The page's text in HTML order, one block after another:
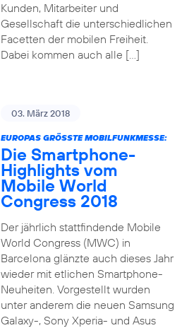
Kunden, Mitarbeiter und
Gesellschaft die unterschiedlichen
Facetten der mobilen Freiheit.
Dabei kommen auch alle […]
03. März 2018
EUROPAS GRÖSSTE MOBILFUNKMESSE:
Die Smartphone-
Highlights vom
Mobile World
Congress 2018
Der jährlich stattfindende Mobile
World Congress (MWC) in
Barcelona glänzte auch dieses Jahr
wieder mit etlichen Smartphone-
Neuheiten. Vorgestellt wurden
unter anderem die neuen Samsung
Galaxy-, Sony Xperia- und Asus